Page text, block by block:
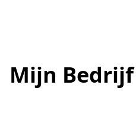
Mijn Bedrijf